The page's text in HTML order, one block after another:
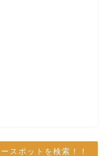
スポットを検索！！